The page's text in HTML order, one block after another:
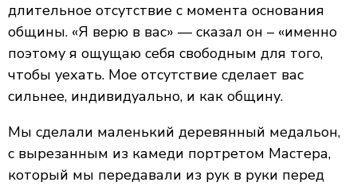
длительное отсутствие с момента основания
общины. «Я верю в вас» — сказал он – «именно
поэтому я ощущаю себя свободным для того,
чтобы уехать. Мое отсутствие сделает вас
сильнее, индивидуально, и как общину.
Мы сделали маленький деревянный медальон,
с вырезанным из камеди портретом Мастера,
который мы передавали из рук в руки перед